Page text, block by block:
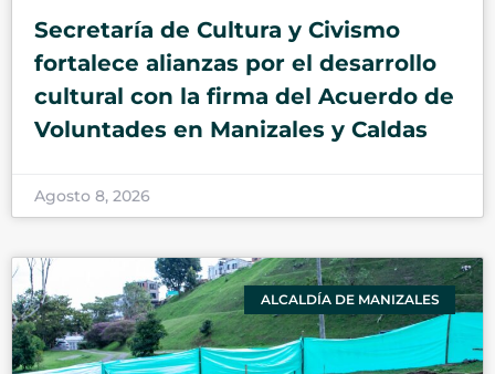
Secretaría de Cultura y Civismo
fortalece alianzas por el desarrollo
cultural con la firma del Acuerdo de
Voluntades en Manizales y Caldas
Agosto 8, 2026
ALCALDÍA DE MANIZALES